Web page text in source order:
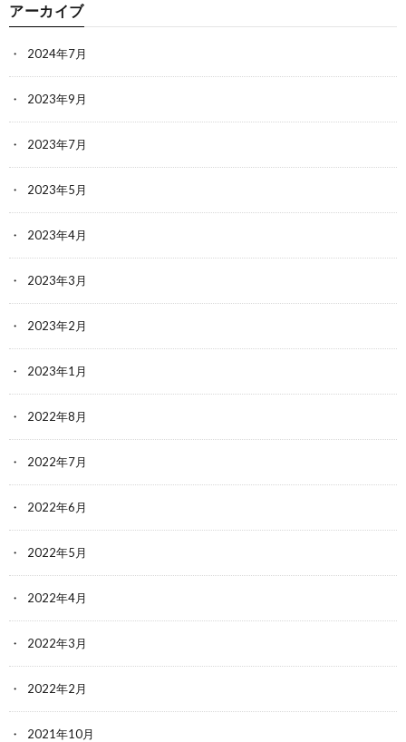
アーカイブ
2024年7月
2023年9月
2023年7月
2023年5月
2023年4月
2023年3月
2023年2月
2023年1月
2022年8月
2022年7月
2022年6月
2022年5月
2022年4月
2022年3月
2022年2月
2021年10月